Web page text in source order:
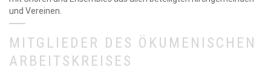
und Vereinen.
MITGLIEDER DES ÖKUMENISCHEN
ARBEITSKREISES